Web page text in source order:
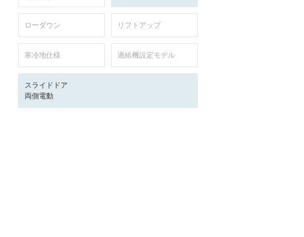
ローダウン リフトアップ
寒冷地仕様 過給機設定モデル
スライドドア
両側電動